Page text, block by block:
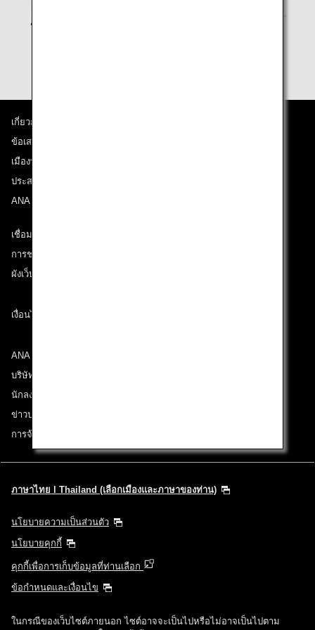
เกี่ยวกับ ANA
ข้อเสนอและประกาศ
เมืองที่เราเดินทางไป
ประสบการณ์ ANA
ANA Mileage Club
เชื่อมต่อกับ ANA
การช่วยเหลือด้านเทคนิค (ความสามารถในการเข้าถึง)
ผังเว็บไซต์
เงื่อนไขการขนส่ง
ANA Group
บริษัทในเครือ
นักลงทุนสัมพันธ์
ข่าวประชาสัมพันธ์
การจ้างงาน
ภาษาไทย l Thailand (เลือกเมืองและภาษาของท่าน)
นโยบายความเป็นส่วนตัว
นโยบายคุกกี้
คุกกี้เพื่อการเก็บข้อมูลที่ท่านเลือก
ข้อกำหนดและเงื่อนไข
ในกรณีของเว็บไซต์ภายนอก ไซต์อาจจะเป็นไปหรือไม่อาจเป็นไปตาม